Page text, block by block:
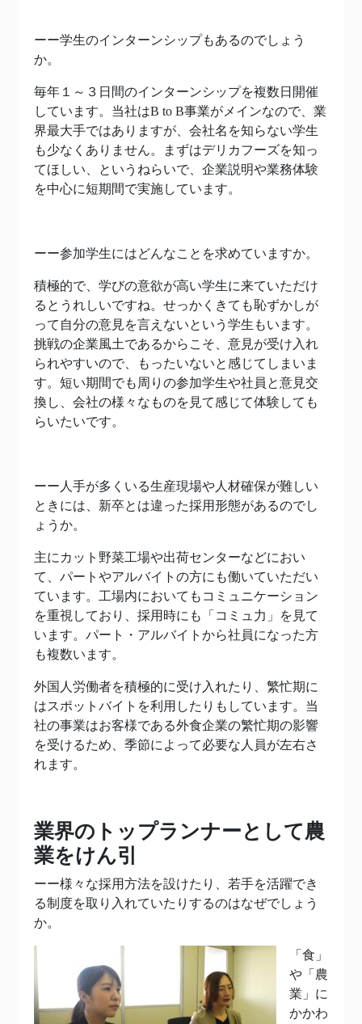
ーー学生のインターンシップもあるのでしょう
か。
毎年１～３日間のインターンシップを複数日開催
しています。当社はB to B事業がメインなので、業
界最大手ではありますが、会社名を知らない学生
も少なくありません。まずはデリカフーズを知っ
てほしい、というねらいで、企業説明や業務体験
を中心に短期間で実施しています。
ーー参加学生にはどんなことを求めていますか。
積極的で、学びの意欲が高い学生に来ていただけ
るとうれしいですね。せっかくきても恥ずかしが
って自分の意見を言えないという学生もいます。
挑戦の企業風土であるからこそ、意見が受け入れ
られやすいので、もったいないと感じてしまいま
す。短い期間でも周りの参加学生や社員と意見交
換し、会社の様々なものを見て感じて体験しても
らいたいです。
ーー人手が多くいる生産現場や人材確保が難しい
ときには、新卒とは違った採用形態があるのでし
ょうか。
主にカット野菜工場や出荷センターなどにおい
て、パートやアルバイトの方にも働いていただい
ています。工場内においてもコミュニケーション
を重視しており、採用時にも「コミュ力」を見て
います。パート・アルバイトから社員になった方
も複数います。
外国人労働者を積極的に受け入れたり、繁忙期に
はスポットバイトを利用したりもしています。当
社の事業はお客様である外食企業の繁忙期の影響
を受けるため、季節によって必要な人員が左右さ
れます。
業界のトップランナーとして農
業をけん引
ーー様々な採用方法を設けたり、若手を活躍でき
る制度を取り入れていたりするのはなぜでしょう
か。
「食」
や「農
業」に
かかわ